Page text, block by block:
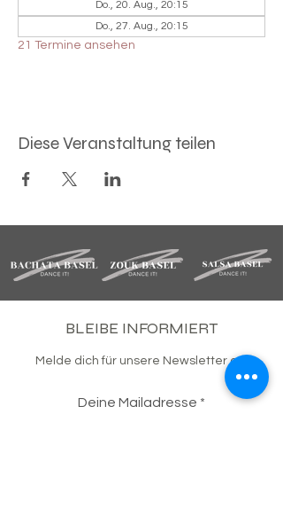
Do., 20. Aug., 20:15
Do., 27. Aug., 20:15
21 Termine ansehen
Diese Veranstaltung teilen
BLEIBE INFORMIERT
Melde dich für unsere Newsletter an.
Deine Mailadresse